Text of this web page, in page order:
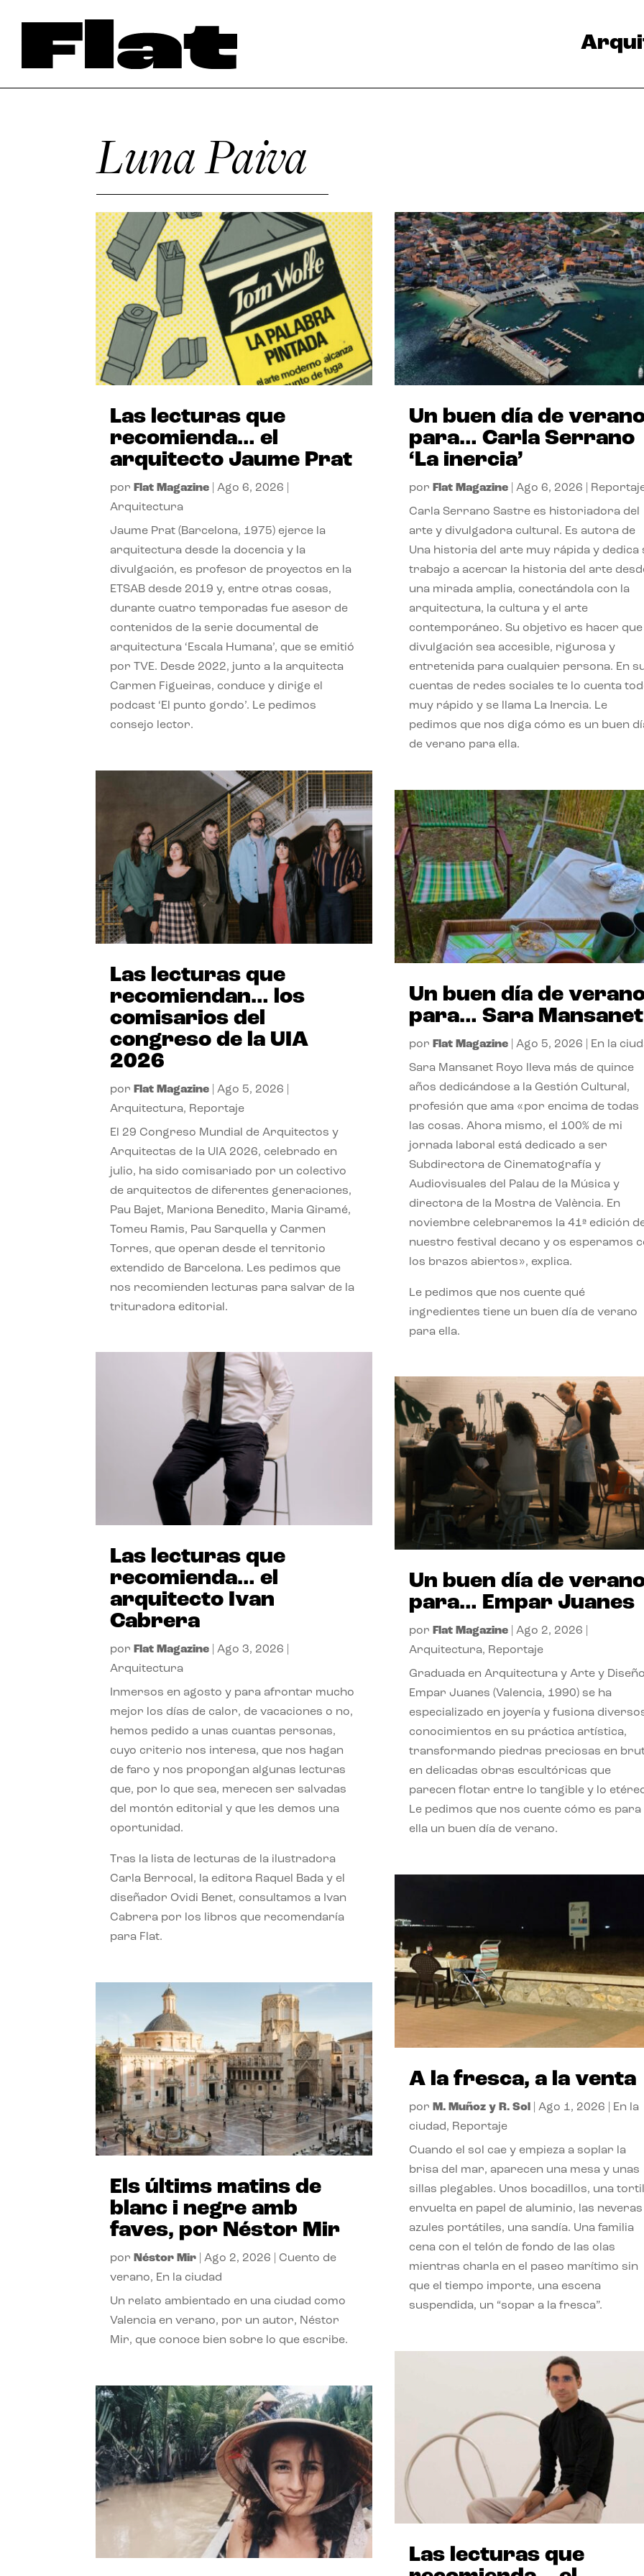
Luna Paiva
Las lecturas que
recomienda… el
arquitecto Jaume Prat
por Flat Magazine |Ago 6, 2026
Arquitectura
Jaume Prat (Barcelona, 1975) ejerce la
arquitectura desde la docencia y la
divulgación, es profesor de proyectos en la
ETSAB desde 2019 y, entre otras cosas,
durante cuatro temporadas fue asesor de
contenidos de la serie documental de
arquitectura ‘Escala Humana’, que se emitió
por TVE. Desde 2022, junto a la arquitecta
Carmen Figueiras, conduce y dirige el
podcast ‘El punto gordo’. Le pedimos
consejo lector.
Las lecturas que
recomiendan… los
comisarios del
congreso de la UIA
2026
por Flat Magazine |Ago 5, 2026
Arquitectura, Reportaje
El 29 Congreso Mundial de Arquitectos y
Arquitectas de la UIA 2026, celebrado en
julio, ha sido comisariado por un colectivo
de arquitectos de diferentes generaciones,
Pau Bajet, Mariona Benedito, Maria Giramé,
Tomeu Ramis, Pau Sarquella y Carmen
Torres, que operan desde el territorio
extendido de Barcelona. Les pedimos que
nos recomienden lecturas para salvar de la
trituradora editorial.
Las lecturas que
recomienda… el
arquitecto Ivan
Cabrera
por Flat Magazine |Ago 3, 2026
Arquitectura
Inmersos en agosto y para afrontar mucho
mejor los días de calor, de vacaciones o no,
hemos pedido a unas cuantas personas,
cuyo criterio nos interesa, que nos hagan
de faro y nos propongan algunas lecturas
que, por lo que sea, merecen ser salvadas
del montón editorial y que les demos una
oportunidad.
Tras la lista de lecturas de la ilustradora
Carla Berrocal, la editora Raquel Bada y el
diseñador Ovidi Benet, consultamos a Ivan
Cabrera por los libros que recomendaría
para Flat.
Els últims matins de
blanc i negre amb
faves, por Néstor Mir
por Néstor Mir |Ago 2, 2026 |Cuento de
verano, En la ciudad
Un relato ambientado en una ciudad como
Valencia en verano, por un autor, Néstor
Mir, que conoce bien sobre lo que escribe.
Un buen día de
para… Carla Serrano
‘La inercia’
por Flat Magazine| Ago 6, 2026
Carla Serrano Sastre es historiadora del
arte y divulgadora cultural. Es autora de
Una historia del arte muy rápida y dedica
trabajo a acercar la historia del arte
una mirada amplia, conectándola con la
arquitectura, la cultura y el arte
contemporáneo. Su objetivo es hacer que
divulgación sea accesible, rigurosa y
entretenida para cualquier persona. En
cuentas de redes sociales te lo cuenta
muy rápido y se llama La Inercia. Le
pedimos que nos diga cómo es un buen
de verano para ella.
Un buen día de
para… Sara Mansanet
por Flat Magazine| Ago 5, 2026 En la
Sara Mansanet Royo lleva más de quince
años dedicándose a la Gestión Cultural,
profesión que ama «por encima de todas
las cosas. Ahora mismo, el 100% de mi
jornada laboral está dedicado a ser
Subdirectora de Cinematografía y
Audiovisuales del Palau de la Música y
directora de la Mostra de València. En
noviembre celebraremos la 41ª edición
nuestro festival decano y os esperamos
los brazos abiertos», explica.
Le pedimos que nos cuente qué
ingredientes tiene un buen día de verano
para ella.
Un buen día de
para… Empar Juanes
por Flat Magazine| Ago 2, 2026
Arquitectura, Reportaje
Graduada en Arquitectura y Arte y
Empar Juanes (Valencia, 1990) se ha
especializado en joyería y fusiona
conocimientos en su práctica artística,
transformando piedras preciosas en
en delicadas obras escultóricas que
parecen flotar entre lo tangible y lo
Le pedimos que nos cuente cómo es para
ella un buen día de verano.
A la fresca, a la venta
por M. Muñoz y R. Sol Ago 1, 2026
En la
ciudad, Reportaje
Cuando el sol cae y empieza a soplar la
brisa del mar, aparecen una mesa y unas
sillas plegables. Unos bocadillos, una
envuelta en papel de aluminio, las neveras
azules portátiles, una sandía. Una familia
cena con el telón de fondo de las olas
mientras charla en el paseo marítimo sin
que el tiempo importe, una escena
suspendida, un “sopar a la fresca”.
Las lecturas que